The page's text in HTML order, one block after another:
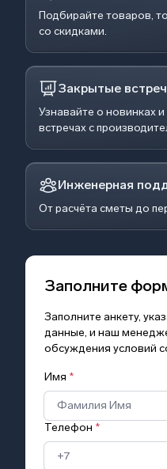
Подбирайте товаров,
со скидками.
Закрытые
Узнавайте о новинках
встречах с
Инженерная
От расчёта сметы до
Заполните
Заполните анкету,
данные, и наш
обсуждения условий
Имя *
Телефон *